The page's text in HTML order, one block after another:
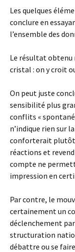
Les quelques
conclure en
l’ensemble des
Le résultat obtenu
cristal : on y croit
On peut juste
sensibilité plus
conflits «
n’indique rien sur
conforterait plutôt
réactions et
compte ne
impression en
Par contre, le
certainement un
déclenchement par
structuration
débattre ou se